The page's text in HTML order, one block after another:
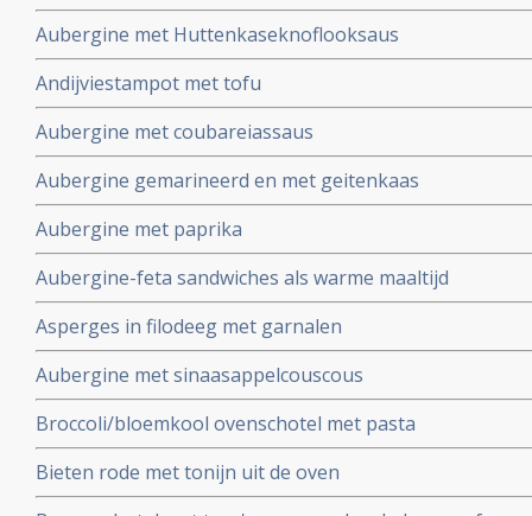
Aubergine met Huttenkaseknoflooksaus
Andijviestampot met tofu
Aubergine met coubareiassaus
Aubergine gemarineerd en met geitenkaas
Aubergine met paprika
Aubergine-feta sandwiches als warme maaltijd
Asperges in filodeeg met garnalen
Aubergine met sinaasappelcouscous
Broccoli/bloemkool ovenschotel met pasta
Bieten rode met tonijn uit de oven